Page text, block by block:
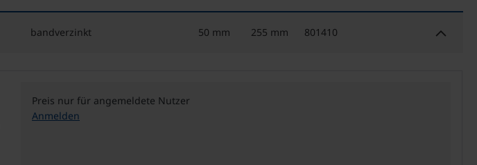
bandverzinkt 50 mm 255 mm 801410 keyboard_arrow_down
Preis nur für angemeldete Nutzer
Anmelden